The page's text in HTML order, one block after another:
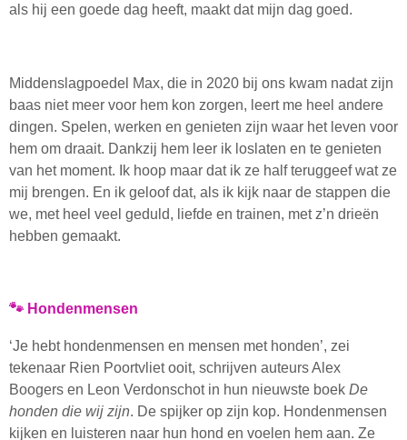
als hij een goede dag heeft, maakt dat mijn dag goed.
Middenslagpoedel Max, die in 2020 bij ons kwam nadat zijn
baas niet meer voor hem kon zorgen, leert me heel andere
dingen. Spelen, werken en genieten zijn waar het leven voor
hem om draait. Dankzij hem leer ik loslaten en te genieten
van het moment. Ik hoop maar dat ik ze half teruggeef wat ze
mij brengen. En ik geloof dat, als ik kijk naar de stappen die
we, met heel veel geduld, liefde en trainen, met z’n drieën
hebben gemaakt.
🐾 Hondenmensen
‘Je hebt hondenmensen en mensen met honden’, zei
tekenaar Rien Poortvliet ooit, schrijven auteurs Alex
Boogers en Leon Verdonschot in hun nieuwste boek De
honden die wij zijn. De spijker op zijn kop. Hondenmensen
kijken en luisteren naar hun hond en voelen hem aan. Ze